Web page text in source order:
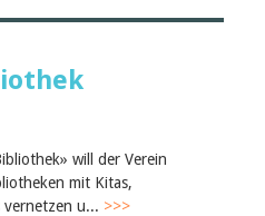
will der Verein
mit Kitas,
u... >>>